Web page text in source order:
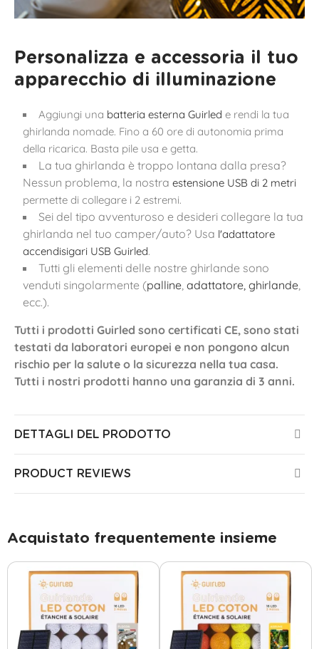
Personalizza e accessoria il tuo
apparecchio di illuminazione
Aggiungi una batteria esterna Guirled e rendi la tua
ghirlanda nomade. Fino a 60 ore di autonomia prima
della ricarica. Basta pile usa e getta.
La tua ghirlanda è troppo lontana dalla presa?
Nessun problema, la nostra estensione USB di 2 metri
permette di collegare i 2 estremi.
Sei del tipo avventuroso e desideri collegare la tua
ghirlanda nel tuo camper/auto? Usa l'adattatore
accendisigari USB Guirled.
Tutti gli elementi delle nostre ghirlande sono
venduti singolarmente (palline, adattatore, ghirlande,
ecc.).
Tutti i prodotti Guirled sono certificati CE, sono stati
testati da laboratori europei e non pongono alcun
rischio per la salute o la sicurezza nella tua casa.
Tutti i nostri prodotti hanno una garanzia di 3 anni.
DETTAGLI DEL PRODOTTO
PRODUCT REVIEWS
Acquistato frequentemente insieme